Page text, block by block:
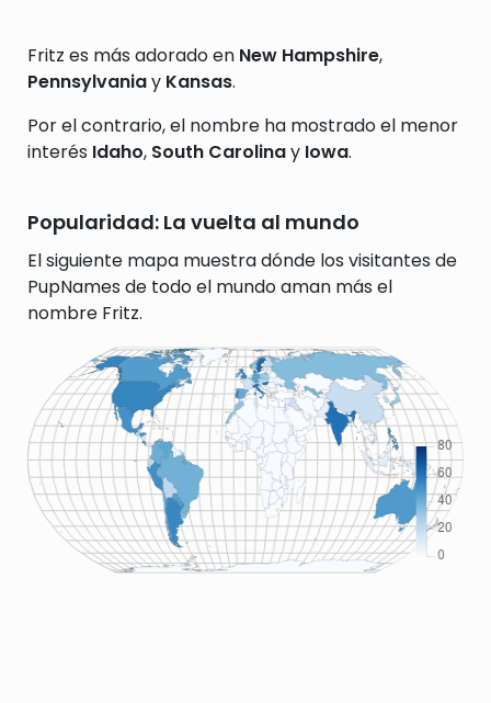
Fritz es más adorado en New Hampshire,
Pennsylvaniay Kansas.
Por el contrario, el nombre ha mostrado el menor
interés Idaho, South Carolinay Iowa.
Popularidad: La vuelta al mundo
El siguiente mapa muestra dónde los visitantes de
PupNames de todo el mundo aman más el
nombre Fritz.